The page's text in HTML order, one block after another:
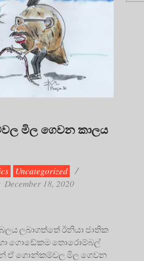
මිල ගෙවන කාලය
Uncategorized
December 18, 2020
ලබාගත්තේ ඊනියා ජාතික
ගොඩේකම තොරොම්බල්
ඒ ගොන්කම්වල මිල ගෙවන